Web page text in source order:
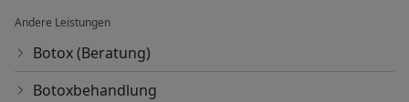
Andere Leistungen
Botox (Beratung)
Botoxbehandlung